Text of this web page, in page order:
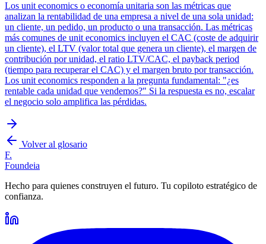
Los unit economics o economía unitaria son las métricas que
analizan la rentabilidad de una empresa a nivel de una sola unidad:
un cliente, un pedido, un producto o una transacción. Las métricas
más comunes de unit economics incluyen el CAC (coste de adquirir
un cliente), el LTV (valor total que genera un cliente), el margen de
contribución por unidad, el ratio LTV/CAC, el payback period
(tiempo para recuperar el CAC) y el margen bruto por transacción.
Los unit economics responden a la pregunta fundamental: "¿es
rentable cada unidad que vendemos?" Si la respuesta es no, escalar
el negocio solo amplifica las pérdidas.
Volver al glosario
F.
Foundeia
Hecho para quienes construyen el futuro. Tu copiloto estratégico de
confianza.